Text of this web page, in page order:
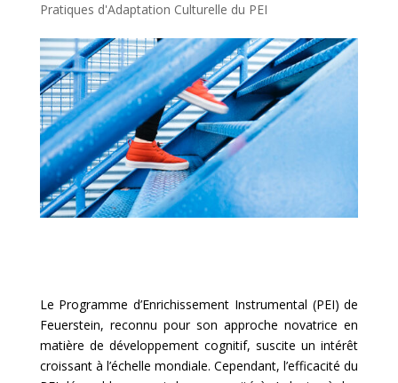
Pratiques d'Adaptation Culturelle du PEI
Le Programme d’Enrichissement Instrumental (PEI) de
Feuerstein, reconnu pour son approche novatrice en
matière de développement cognitif, suscite un intérêt
croissant à l’échelle mondiale. Cependant, l’efficacité du